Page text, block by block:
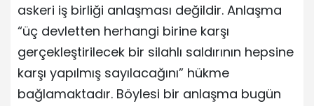
askeri iş birliği anlaşması değildir. Anlaşma
“üç devletten herhangi birine karşı
gerçekleştirilecek bir silahlı saldırının hepsine
karşı yapılmış sayılacağını” hükme
bağlamaktadır. Böylesi bir anlaşma bugün